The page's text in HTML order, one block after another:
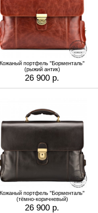
Кожаный портфель "Борменталь"
(рыжий антик)
26 900 р.
Кожаный портфель "Борменталь"
(тёмно-коричневый)
26 900 р.